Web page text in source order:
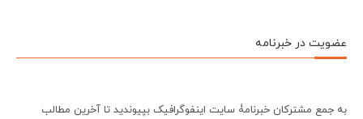
عضویت در خبرنامه
به جمع مشترکان خبرنامۀ سایت اینفوگرافیک بپیوندید تا آخرین مطالب